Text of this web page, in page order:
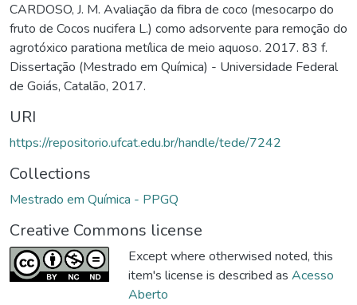
CARDOSO, J. M. Avaliação da fibra de coco (mesocarpo do
fruto de Cocos nucifera L.) como adsorvente para remoção do
agrotóxico parationa metílica de meio aquoso. 2017. 83 f.
Dissertação (Mestrado em Química) - Universidade Federal
de Goiás, Catalão, 2017.
URI
https://repositorio.ufcat.edu.br/handle/tede/7242
Collections
Mestrado em Química - PPGQ
Creative Commons license
Except where otherwised noted, this
item's license is described as Acesso
Aberto